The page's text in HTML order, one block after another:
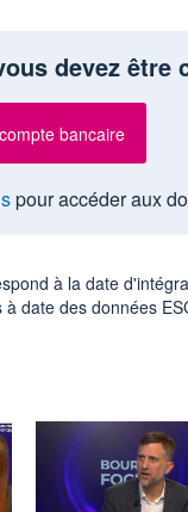
devez être
bancaire
pour accéder aux
à la date
date des données